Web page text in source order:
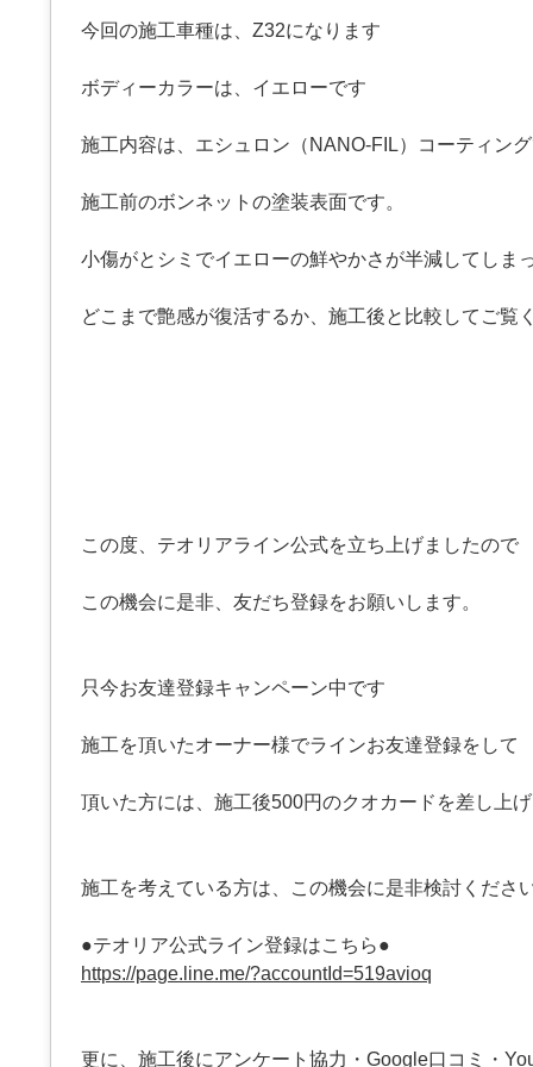
今回の施工車種は、Z32になります
ボディーカラーは、イエローです
施工内容は、エシュロン（NANO-FIL）コーティング
施工前のボンネットの塗装表面です。
小傷がとシミでイエローの鮮やかさが半減してしま
どこまで艶感が復活するか、施工後と比較してご覧
この度、テオリアライン公式を立ち上げましたので
この機会に是非、友だち登録をお願いします。
只今お友達登録キャンペーン中です
施工を頂いたオーナー様でラインお友達登録をして
頂いた方には、施工後500円のクオカードを差し上
施工を考えている方は、この機会に是非検討くださ
●テオリア公式ライン登録はこちら●
https://page.line.me/?accountId=519avioq
更に、施工後にアンケート協力・Google口コミ・